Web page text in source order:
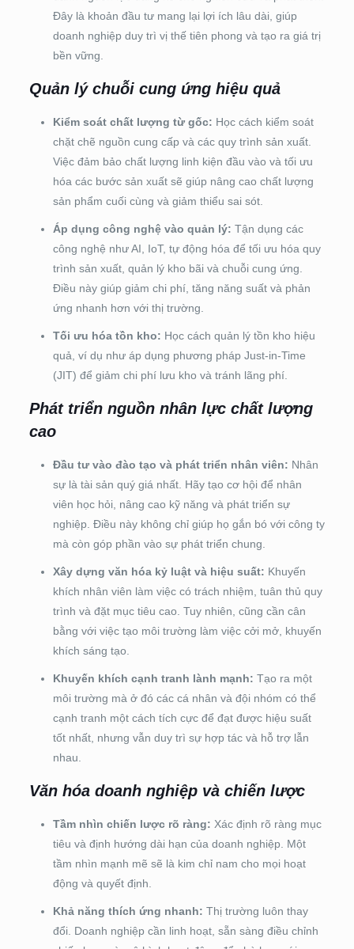
Đây là khoản đầu tư mang lại lợi ích lâu dài, giúp
doanh nghiệp duy trì vị thế tiên phong và tạo ra giá trị
bền vững.
Quản lý chuỗi cung ứng hiệu quả
Kiểm soát chất lượng từ gốc: Học cách kiểm soát
chặt chẽ nguồn cung cấp và các quy trình sản xuất.
Việc đảm bảo chất lượng linh kiện đầu vào và tối ưu
hóa các bước sản xuất sẽ giúp nâng cao chất lượng
sản phẩm cuối cùng và giảm thiểu sai sót.
Áp dụng công nghệ vào quản lý: Tận dụng các
công nghệ như AI, IoT, tự động hóa để tối ưu hóa quy
trình sản xuất, quản lý kho bãi và chuỗi cung ứng.
Điều này giúp giảm chi phí, tăng năng suất và phản
ứng nhanh hơn với thị trường.
Tối ưu hóa tồn kho: Học cách quản lý tồn kho hiệu
quả, ví dụ như áp dụng phương pháp Just-in-Time
(JIT) để giảm chi phí lưu kho và tránh lãng phí.
Phát triển nguồn nhân lực chất lượng
cao
Đầu tư vào đào tạo và phát triển nhân viên: Nhân
sự là tài sản quý giá nhất. Hãy tạo cơ hội để nhân
viên học hỏi, nâng cao kỹ năng và phát triển sự
nghiệp. Điều này không chỉ giúp họ gắn bó với công ty
mà còn góp phần vào sự phát triển chung.
Xây dựng văn hóa kỷ luật và hiệu suất: Khuyến
khích nhân viên làm việc có trách nhiệm, tuân thủ quy
trình và đặt mục tiêu cao. Tuy nhiên, cũng cần cân
bằng với việc tạo môi trường làm việc cởi mở, khuyến
khích sáng tạo.
Khuyến khích cạnh tranh lành mạnh: Tạo ra một
môi trường mà ở đó các cá nhân và đội nhóm có thể
cạnh tranh một cách tích cực để đạt được hiệu suất
tốt nhất, nhưng vẫn duy trì sự hợp tác và hỗ trợ lẫn
nhau.
Văn hóa doanh nghiệp và chiến lược
Tầm nhìn chiến lược rõ ràng: Xác định rõ ràng mục
tiêu và định hướng dài hạn của doanh nghiệp. Một
tầm nhìn mạnh mẽ sẽ là kim chỉ nam cho mọi hoạt
động và quyết định.
Khả năng thích ứng nhanh: Thị trường luôn thay
đổi. Doanh nghiệp cần linh hoạt, sẵn sàng điều chỉnh